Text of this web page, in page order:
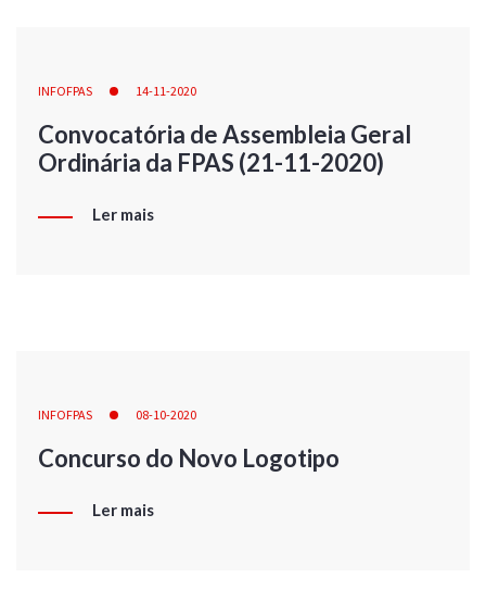
INFOFPAS 14-11-2020
Convocatória de Assembleia Geral
Ordinária da FPAS (21-11-2020)
Ler mais
INFOFPAS 08-10-2020
Concurso do Novo Logotipo
Ler mais